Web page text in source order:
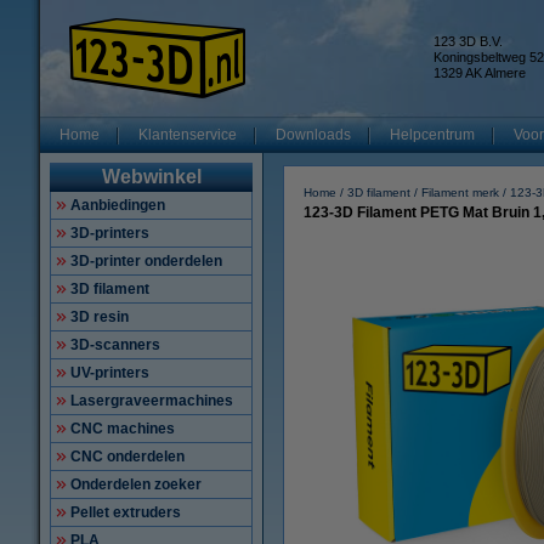
123 3D B.V.
Koningsbeltweg 52
1329 AK Almere
Home Klantenservice Downloads Helpcentrum
Webwinkel
Aanbiedingen
3D-printers
3D-printer onderdelen
3D filament
3D resin
3D-scanners
UV-printers
Lasergraveermachines
CNC machines
CNC onderdelen
Onderdelen zoeker
Pellet extruders
PLA
Home 3D filament Filament merk 123-
123-3D Filament PETG Mat Bruin